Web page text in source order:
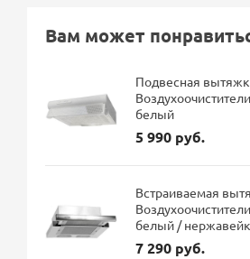
Вам может
Подвесная
белый
5 990 руб.
Встраиваемая
белый /
7 290 руб.